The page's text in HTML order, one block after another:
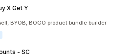
X Get Y
BYOB, BOGO product bundle builder
‑ SC